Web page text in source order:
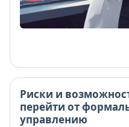
Риски и
перейти от
управлению